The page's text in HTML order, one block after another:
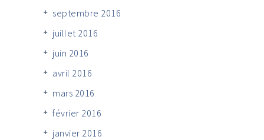
septembre 2016
juillet 2016
juin 2016
avril 2016
mars 2016
février 2016
janvier 2016